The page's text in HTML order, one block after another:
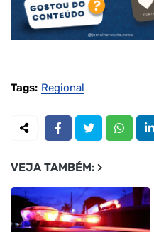
Tags: Regional
VEJA TAMBÉM: